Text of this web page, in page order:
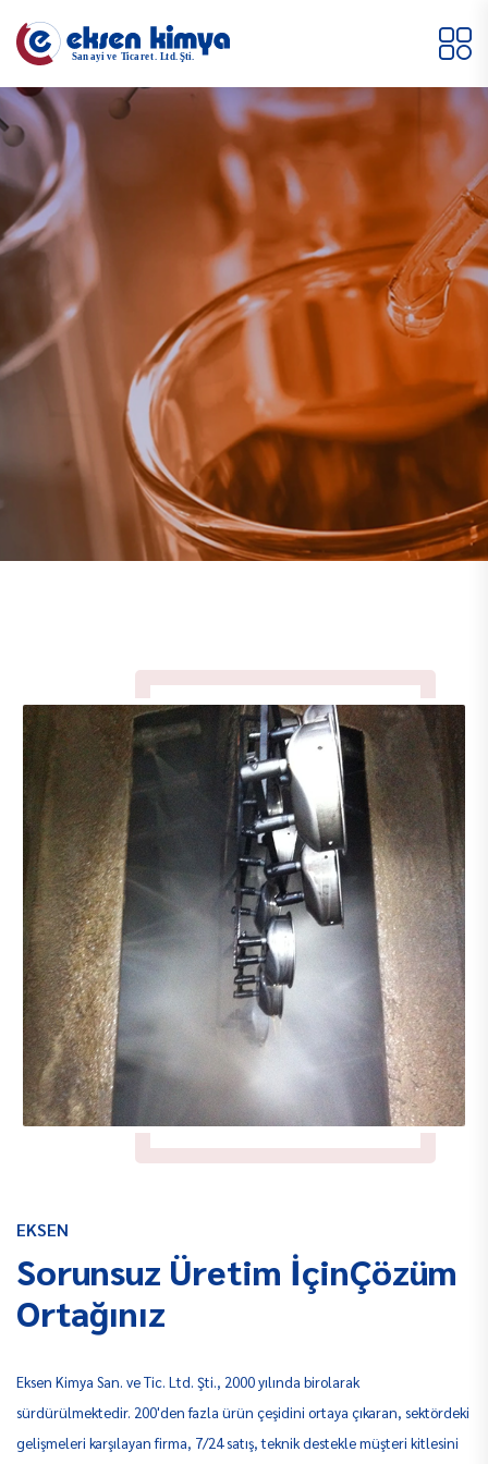
EKSEN
Sorunsuz Üretim İçinÇözüm
Ortağınız
Eksen Kimya San. ve Tic. Ltd. Şti., 2000 yılında birolarak
sürdürülmektedir. 200'den fazla ürün çeşidini ortaya çıkaran, sektördeki
gelişmeleri karşılayan firma, 7/24 satış, teknik destekle müşteri kitlesini